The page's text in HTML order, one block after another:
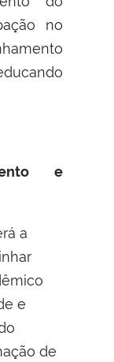
no
e
a
e
de